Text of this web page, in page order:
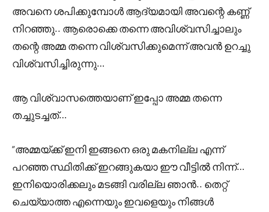
അവനെ ശപിക്കുമ്പോൾ ആദ്യമായി അവന്റെ കണ്ണ്
നിറഞ്ഞു.. ആരൊക്കെ തന്നെ അവിശ്വസിച്ചാലും
തന്റെ അമ്മ തന്നെ വിശ്വസിക്കുമെന്ന് അവൻ ഉറച്ചു
വിശ്വസിച്ചിരുന്നു…
ആ വിശ്വാസത്തെയാണ് ഇപ്പോ അമ്മ തന്നെ
തച്ചുടച്ചത്…
“അമ്മയ്ക്ക് ഇനി ഇങ്ങനെ ഒരു മകനില്ല എന്ന്
പറഞ്ഞ സ്ഥിതിക്ക് ഇറങ്ങുകയാ ഈ വീട്ടിൽ നിന്ന്…
ഇനിയൊരിക്കലും മടങ്ങി വരില്ല ഞാൻ.. തെറ്റ്
ചെയ്യാത്ത എന്നെയും ഇവളെയും നിങ്ങൾ